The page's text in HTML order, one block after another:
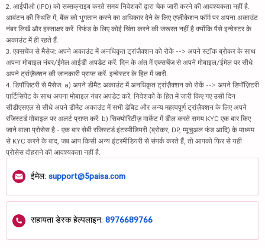
2. आईपीओ (IPO) को सब्सक्राइब करते समय निवेशकों द्वारा चेक जारी करने की आवश्यकता नहीं है.
आवंटन की स्थिति में, बैंक को भुगतान करने का अधिकार देने के लिए एप्लीकेशन फॉर्म पर अपना अकाउंट
नंबर लिखें और हस्ताक्षर करें. रिफंड के लिए कोई चिंता करने की जरूरत नहीं है क्योंकि पैसे इन्वेस्टर के
अकाउंट में ही रहते हैं.
3. एक्सचेंज से मैसेज: अपने अकाउंट में अनधिकृत ट्रांज़ैक्शन को रोकें --> अपने स्टॉक ब्रोकर के साथ
अपना मोबाइल नंबर/ईमेल आईडी अपडेट करें. दिन के अंत में एक्सचेंज से अपने मोबाइल/ईमेल पर सीधे
अपने ट्रांज़ैक्शन की जानकारी प्राप्त करें. इन्वेस्टर के हित में जारी.
4. डिपॉज़िटरी से मैसेज: a) अपने डीमैट अकाउंट में अनधिकृत ट्रांज़ैक्शन को रोकें --> अपने डिपॉज़िटरी
पार्टिसिपेंट के साथ अपना मोबाइल नंबर अपडेट करें. निवेशकों के हित में जारी किए गए उसी दिन
सीडीएसएल से सीधे अपने डीमैट अकाउंट में सभी डेबिट और अन्य महत्वपूर्ण ट्रांज़ैक्शन के लिए अपने
रजिस्टर्ड मोबाइल पर अलर्ट प्राप्त करें. b) सिक्योरिटीज़ मार्केट में डील करते समय KYC एक बार किए
जाने वाला प्रोसेस है - एक बार सेबी रजिस्टर्ड इंटरमीडियरी (ब्रोकर, DP, म्यूचुअल फंड आदि) के माध्यम
से KYC करने के बाद, जब आप किसी अन्य इंटरमीडियरी से संपर्क करते हैं, तो आपको फिर से यही
प्रोसेस दोहराने की आवश्यकता नहीं है.
ईमेल: support@5paisa.com
सहायता डेस्क हेल्पलाइन: 8976689766